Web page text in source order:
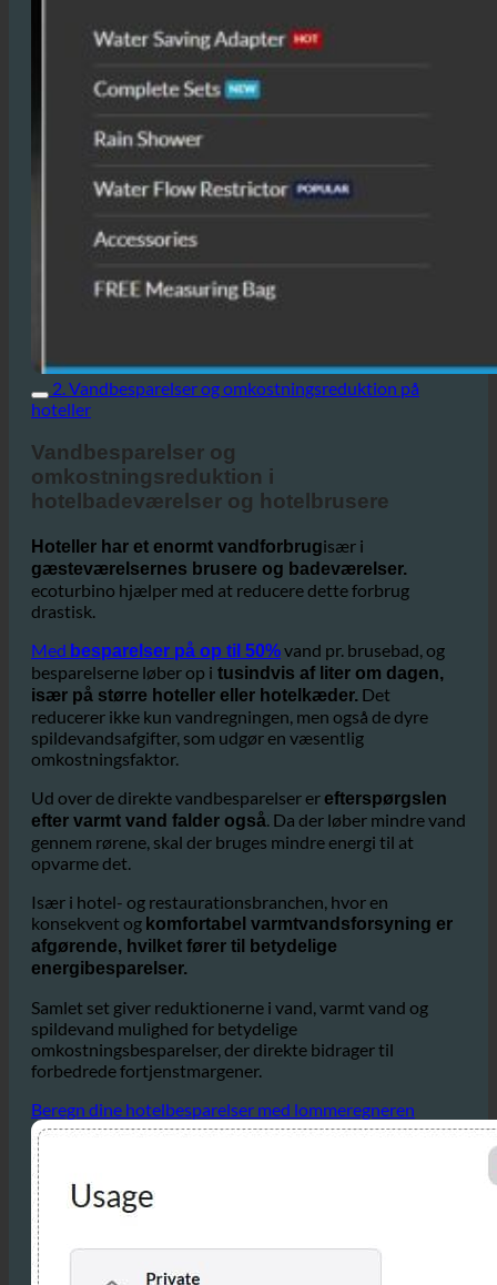
hoteller
Vandbesparelser og
hotelbadeværelser og hotelbrusere
Hoteller har et enormt vandforbrugisær i
gæsteværelsernes brusere og badeværelser.
drastisk.
Med besparelser på op til 50%vand pr. brusebad, og
besparelserne løber op itusindvis af liter om dagen,
især på større hoteller eller hotelkæder.Det
reducerer ikke kun vandregningen, men også de dyre
omkostningsfaktor.
Ud over de direkte vandbesparelser erefterspørgslen
efter varmt vand falder også
opvarme det.
Især i hotel- og restaurationsbranchen, hvor en
konsekvent ogkomfortabel varmtvandsforsyning er
energibesparelser.
Samlet set giver reduktionerne i vand, varmt vand og
spildevand mulighed for betydelige
forbedrede fortjenstmargener.
Beregn dine hotelbesparelser med lommeregneren